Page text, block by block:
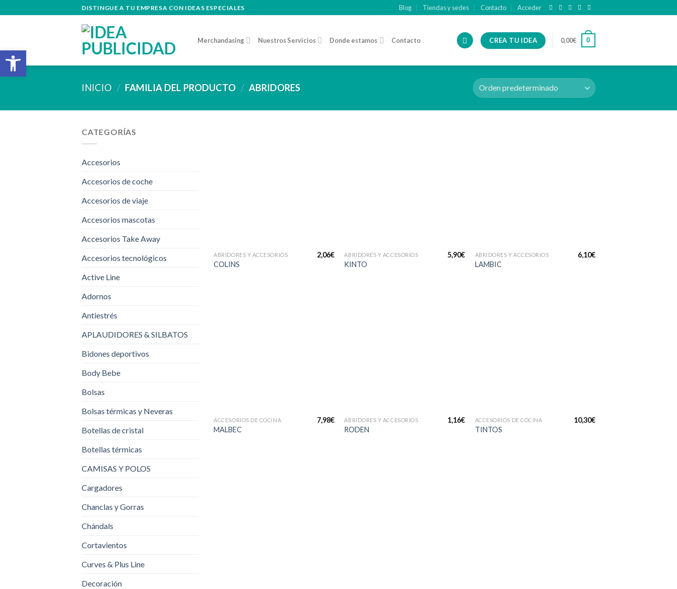
to
DISTINGUE A TU EMPRESA CON IDEAS ESPECIALES Blog Tiendas y sedes Contacto Acceder
Merchandasing Nuestros Servicios Donde estamos Contacto CREA TU IDEA 0,00€ 0
INICIO / FAMILIA DEL PRODUCTO / ABRIDORES
CATEGORÍAS
Accesorios
Accesorios de coche
Accesorios de viaje
Accesorios mascotas
Accesorios Take Away
Accesorios tecnológicos
Active Line
Adornos
Antiestrés
APLAUDIDORES & SILBATOS
Bidones deportivos
Body Bebe
Bolsas
Bolsas térmicas y Neveras
Botellas de cristal
Botellas térmicas
CAMISAS Y POLOS
Cargadores
Chanclas y Gorras
Chándals
Cortavientos
Curves & Plus Line
Decoración
ABRIDORES Y ACCESORIOS
COLINS
2,06€ ABRIDORES Y ACCESORIOS
KINTO
5,90€ ABRIDORES Y ACCESORIOS
LAMBIC
6,10€
ACCESORIOS DE COCINA
MALBEC
7,98€ ABRIDORES Y ACCESORIOS
RODEN
1,16€ ACCESORIOS DE COCINA
TINTOS
10,30€
Abrir barra de herramientas